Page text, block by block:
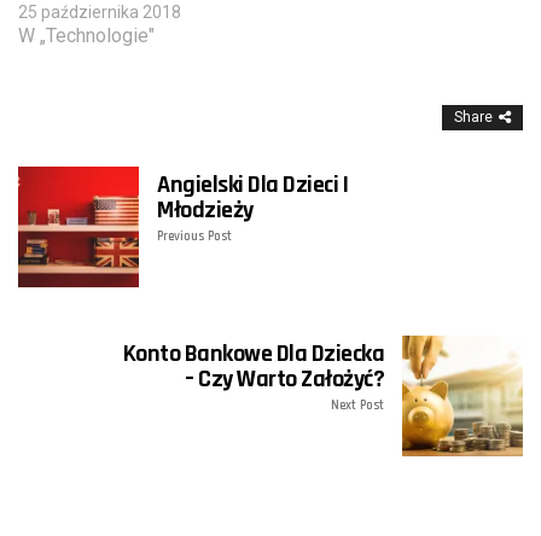
25 października 2018
W „Technologie"
Share
Angielski Dla Dzieci I
Młodzieży
Previous Post
Konto Bankowe Dla Dziecka
– Czy Warto Założyć?
Next Post